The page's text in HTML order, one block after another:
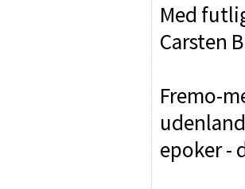
Med
Carsten
Fremo-
epoker -